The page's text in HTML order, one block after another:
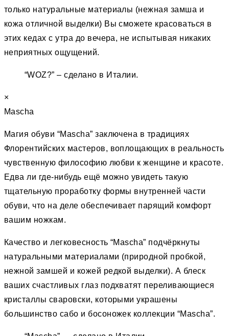
только натуральные материалы (нежная замша и
кожа отличной выделки) Вы сможете красоваться в
этих кедах с утра до вечера, не испытывая никаких
неприятных ощущений.
“WOZ?” – сделано в Италии.
×
Mascha
Магия обуви “Mascha” заключена в традициях
Флорентийских мастеров, воплощающих в реальность
чувственную философию любви к женщине и красоте.
Едва ли где-нибудь ещё можно увидеть такую
тщательную проработку формы внутренней части
обуви, что на деле обеспечивает парящий комфорт
вашим ножкам.
Качество и легковесность “Mascha” подчёркнуты
натуральными материалами (природной пробкой,
нежной замшей и кожей редкой выделки). А блеск
ваших счастливых глаз подхватят переливающиеся
кристаллы сваровски, которыми украшены
большинство сабо и босоножек коллекции “Mascha”.